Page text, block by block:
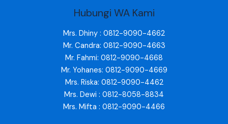
Hubungi WA Kami
Mrs. Dhiny : 0812-9090-4662
Mr. Candra: 0812-9090-4663
Mr. Fahmi: 0812-9090-4668
Mr. Yohanes: 0812-9090-4669
Mrs. Riska: 0812-9090-4462
Mrs. Dewi : 0812-8058-8834
Mrs. Mifta : 0812-9090-4466